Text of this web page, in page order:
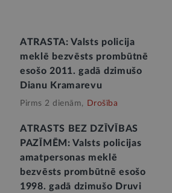
ATRASTA: Valsts policija
meklē bezvēsts prombūtnē
esošo 2011. gadā dzimušo
Dianu Kramarevu
Pirms 2 dienām, Drošība
ATRASTS BEZ DZĪVĪBAS
PAZĪMĒM: Valsts policijas
amatpersonas meklē
bezvēsts prombūtnē esošo
1998. gadā dzimušo Druvi